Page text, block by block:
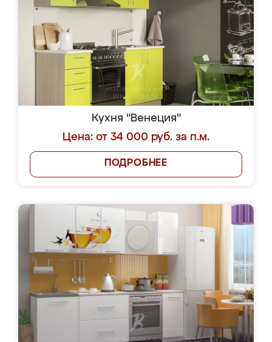
Кухня "Венеция"
Цена: от 34 000 руб. за п.м.
ПОДРОБНЕЕ